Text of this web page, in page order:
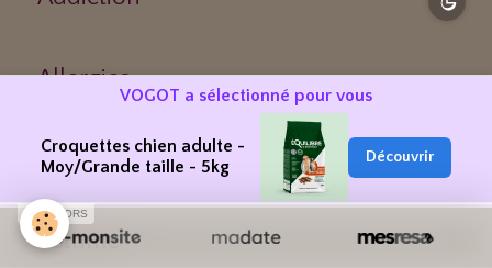
Allergies
Aphrodisiaque
Asthme
VOGOT a sélectionné pour vous
Croquettes chien adulte -
Moy/Grande taille - 5kg
Découvrir
SPONSORS